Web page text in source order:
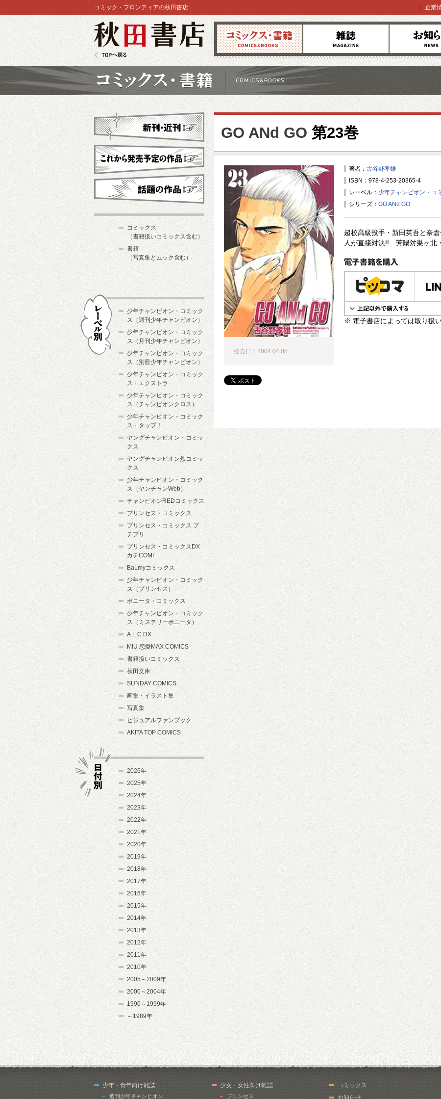
コミックス 雑誌 お知らせ
コミック・フロンティアの秋田書店 企業
GO ANd GO 第23巻
著者： 古谷野孝雄
ISBN：978-4-253-20365-4
レーベル： 少年チャンピオン・コ
シリーズ： GO ANd GO
超校高級投手・新田英吾と奈
人が直接対決!! 芳陽対巣ヶ北
電子書籍で購入
※ 電子書店によっては取り扱
発売日：2004.04.08
新刊・近刊
これから発売予定
コミックス
（書籍扱いコミックス含む）
書籍
（写真集とムック含む）
少年チャンピオン・コミック
ス（週刊少年チャンピオン）
少年チャンピオン・コミック
ス（月刊少年チャンピオン）
少年チャンピオン・コミック
ス（別冊少年チャンピオン）
少年チャンピオン・コミック
ス・エクストラ
少年チャンピオン・コミック
ス（チャンピオンクロス）
少年チャンピオン・コミック
ス・タップ！
ヤングチャンピオン・コミッ
クス
ヤングチャンピオン烈コミッ
クス
少年チャンピオン・コミック
ス（ヤンチャンWeb）
チャンピオンREDコミックス
プリンセス・コミックス
プリンセス・コミックス プ
チプリ
プリンセス・コミックスDX
カチCOMI
BaLmyコミックス
少年チャンピオン・コミック
ス（プリンセス）
ボニータ・コミックス
少年チャンピオン・コミック
ス（ミステリーボニータ）
A.L.C.DX
MIU 恋愛MAX COMICS
書籍扱いコミックス
秋田文庫
SUNDAY COMICS
画集・イラスト集
写真集
ビジュアルファンブック
AKITA TOP COMICS
2026年
2025年
2024年
2023年
2022年
2021年
2020年
2019年
2018年
2017年
2016年
2015年
2014年
2013年
2012年
2011年
2010年
2005～2009年
2000～2004年
1990～1999年
～1989年
少年・青年向け雑誌
週刊少年チャンピオン
少女・女性向け雑誌
プリンセス
コミックス
お知らせ